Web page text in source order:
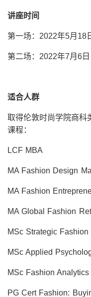
讲座时间
第一场：2022年5月18
第二场：2022年7月6
适合人群
取得伦敦时尚学院商科
课程：
LCF MBA
MA Fashion Design
MA Fashion
MA Global Fashion
MSc Strategic Fashion
MSc Applied
MSc Fashion
PG Cert Fashion: